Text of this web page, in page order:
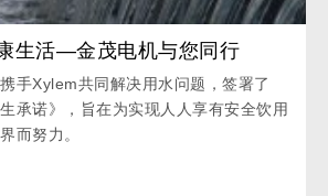
生活—金茂电机与您同行
手Xylem共同解决用水问题，签署了
承诺》，旨在为实现人人享有安全饮用
而努力。